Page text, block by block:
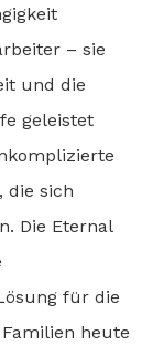
– sie
und die
geleistet
die sich
Die Eternal
für die
heute